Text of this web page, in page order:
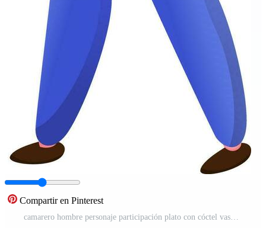
Compartir en Pinterest
camarero hombre personaje participación plato con cóctel vaso en caminando pose. Vector Pro